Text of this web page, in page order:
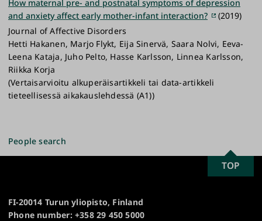
How maternal pre- and postnatal symptoms of depression
and anxiety affect early mother-infant interaction?
(2019)
Journal of Affective Disorders
Hetti Hakanen, Marjo Flykt, Eija Sinervä, Saara Nolvi, Eeva-
Leena Kataja, Juho Pelto, Hasse Karlsson, Linnea Karlsson,
Riikka Korja
(Vertaisarvioitu alkuperäisartikkeli tai data-artikkeli
tieteellisessä aikakauslehdessä (A1))
People search
FI-20014 Turun yliopisto, Finland
Phone number: +358 29 450 5000
SCROLL
TO
TOP